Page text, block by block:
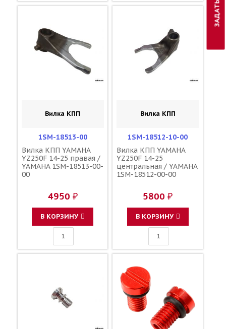
Вилка КПП
1SM-18513-00
Вилка КПП YAMAHA
YZ250F 14-25 правая /
YAMAHA 1SM-18513-00-
00
4950 ₽
В КОРЗИНУ
Вилка КПП
1SM-18512-10-00
Вилка КПП YAMAHA
YZ250F 14-25
центральная / YAMAHA
1SM-18512-00-00
5800 ₽
В КОРЗИНУ